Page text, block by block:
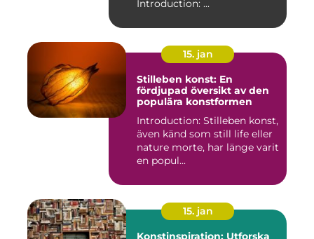
Introduction: ...
15. jan
Stilleben konst: En
fördjupad översikt av den
populära konstformen
Introduction: Stilleben konst,
även känd som still life eller
nature morte, har länge varit
en popul...
15. jan
Konstinspiration: Utforska